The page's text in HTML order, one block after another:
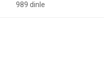
989 dinle